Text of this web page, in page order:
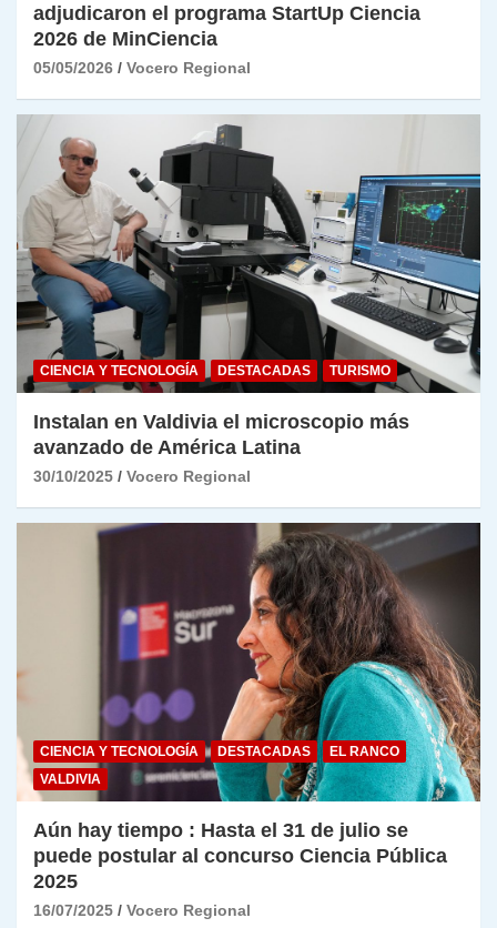
adjudicaron el programa StartUp Ciencia
2026 de MinCiencia
05/05/2026 Vocero Regional
CIENCIA Y TECNOLOGÍA DESTACADAS TURISMO
Instalan en Valdivia el microscopio más
avanzado de América Latina
30/10/2025 Vocero Regional
CIENCIA Y TECNOLOGÍA DESTACADAS
EL RANCO
VALDIVIA
Aún hay tiempo : Hasta el 31 de julio se
puede postular al concurso Ciencia Pública
2025
16/07/2025 Vocero Regional